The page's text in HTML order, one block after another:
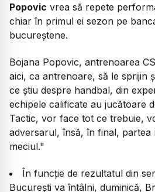
Popovic vrea să repete
chiar în primul ei sezon pe
bucureștene.
Bojana Popovic, antrenoarea
aici, ca antrenoare, să le sprijin
ce știu despre handbal, din
echipele calificate au jucătoare
Tactic, vor face tot ce trebuie,
adversarul, însă, în final, partea
meciul."
În funcție de rezultatul din
București va întâlni, duminică,